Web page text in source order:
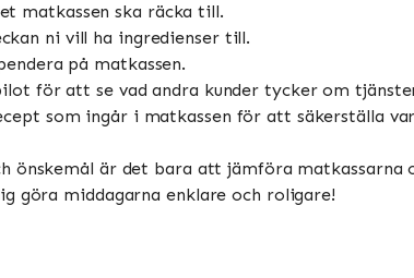
matkassen ska räcka till.
ni vill ha ingredienser till.
på matkassen.
för att se vad andra kunder tycker om
som ingår i matkassen för att säkerställa
önskemål är det bara att jämföra matkassarna
göra middagarna enklare och roligare!